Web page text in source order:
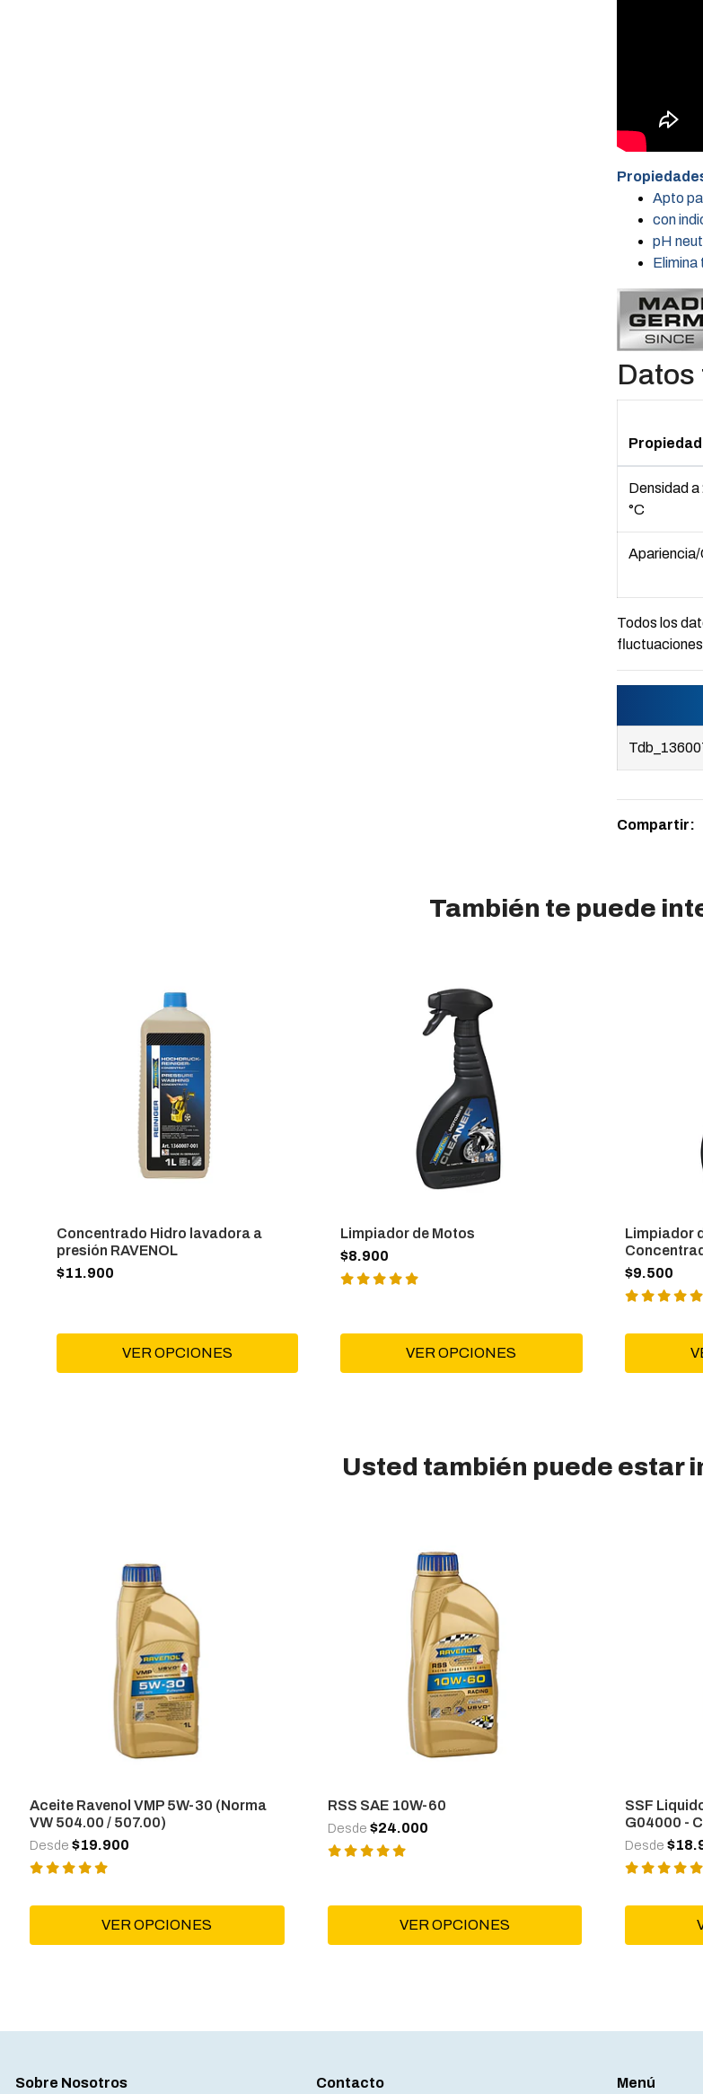
Apto
con
pH
Elimina
Datos
Densidad a
°C
Todos los
Compartir:
También te puede
Concentrado Hidro lavadora a
presión RAVENOL
$11.900
VER OPCIONES
Limpiador de Motos
$8.900
VER OPCIONES
Limpiador
$9.500
Usted también puede estar
Aceite Ravenol VMP 5W-30 (Norma
VW 504.00 / 507.00)
Desde $19.900
VER OPCIONES
RSS SAE 10W-60
Desde $24.000
VER OPCIONES
SSF
G04000 -
Desde
Sobre Nosotros Contacto Menú